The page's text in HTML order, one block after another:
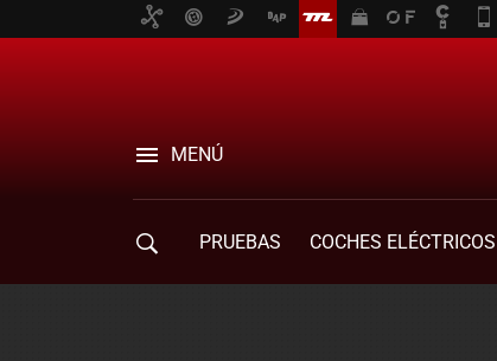
MENÚ
PRUEBAS COCHES ELÉCTRICOS